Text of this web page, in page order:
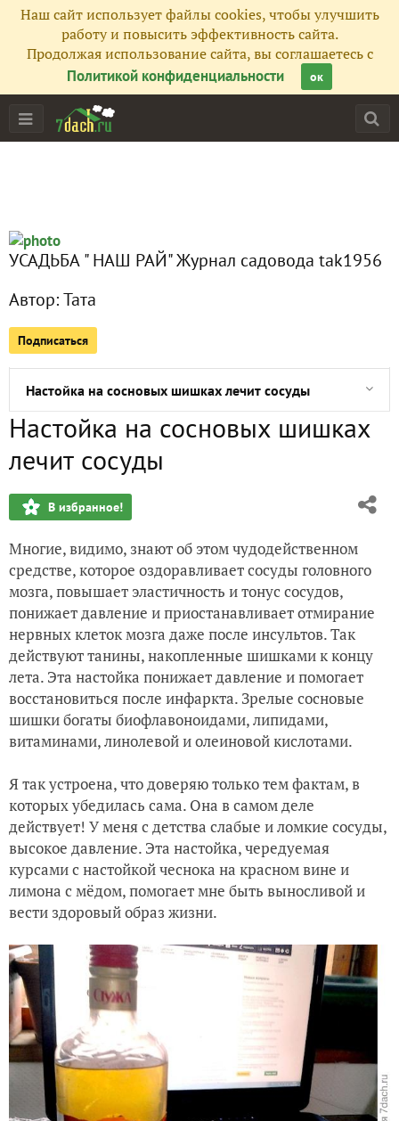
Наш сайт использует файлы cookies, чтобы улучшить
работу и повысить эффективность сайта.
Продолжая использование сайта, вы соглашаетесь с
Политикой конфиденциальности
ок
УСАДЬБА " НАШ РАЙ" Журнал садовода tak1956
Автор:Taта
Подписаться
Сейчас обсуждают
Приз от Русского Огорода в действии, или Урожайный
Русский огород не подвёл, или Морковь Нантская удалась
Неполный каталог любимых цветов, или Лилии в моём
Настойка на сосновых шишках лечит сосуды
Очищается природа... Очищается душа...
Рубиновые "бусы" - женский оберег, или Калина в моём
Ура! DREMEL прислал приз за победу в Конкурсе мастер-
Наша оригинальная квашеная капустка
Настойка на сосновых шишках
лечит сосуды
В избранное!
Многие, видимо, знают об этом чудодейственном
средстве, которое оздоравливает сосуды головного
мозга, повышает эластичность и тонус сосудов,
понижает давление и приостанавливает отмирание
нервных клеток мозга даже после инсультов. Так
действуют танины, накопленные шишками к концу
лета. Эта настойка понижает давление и помогает
восстановиться после инфаркта. Зрелые сосновые
шишки богаты биофлавоноидами, липидами,
витаминами, линолевой и олеиновой кислотами.
Я так устроена, что доверяю только тем фактам, в
которых убедилась сама. Она в самом деле
действует! У меня с детства слабые и ломкие сосуды,
высокое давление. Эта настойка, чередуемая
курсами с настойкой чеснока на красном вине и
лимона с мёдом, помогает мне быть выносливой и
вести здоровый образ жизни.